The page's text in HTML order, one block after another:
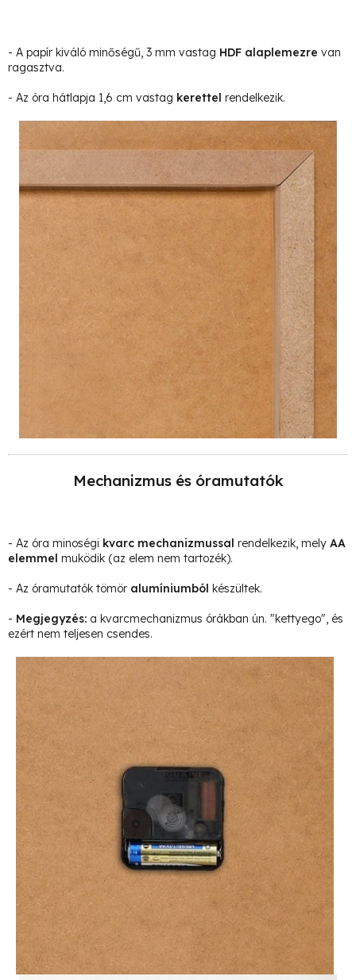
- A papír kiváló minőségű, 3 mm vastag HDF alaplemezre van
ragasztva.
- Az óra hátlapja 1,6 cm vastag kerettel rendelkezik.
Mechanizmus és óramutatók
- Az óra minoségi kvarc mechanizmussal rendelkezik, mely AA
elemmel muködik (az elem nem tartozék).
- Az óramutatók tömör alumíniumból készültek.
- Megjegyzés: a kvarcmechanizmus órákban ún. "kettyego", és
ezért nem teljesen csendes.